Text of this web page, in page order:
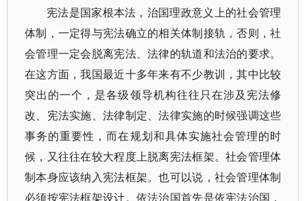
宪法是国家根本法，治国理政意义上的社会管理
体制，一定得与宪法确立的相关体制接轨，否则，社
会管理一定会脱离宪法、法律的轨道和法治的要求。
在这方面，我国最近十多年来有不少教训，其中比较
突出的一个，是各级领导机构往往只在涉及宪法修
改、宪法实施、法律制定、法律实施的时候强调这些
事务的重要性，而在规划和具体实施社会管理的时
候，又往往在较大程度上脱离宪法框架。社会管理体
制本身应该纳入宪法框架。也可以说，社会管理体制
必须按宪法框架设计。依法治国首先是依宪法治国，